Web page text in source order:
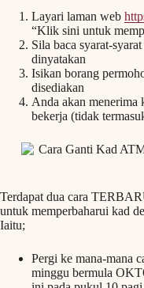
Layari laman web
“Klik sini untuk
Sila baca syarat-
dinyatakan
Isikan borang
disediakan
Anda akan menerima
bekerja (tidak
Terdapat dua cara
untuk memperbaharui kad
Iaitu;
Pergi ke mana-mana
minggu bermula